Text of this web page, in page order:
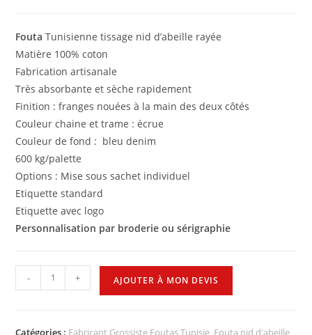
Fouta Tunisienne tissage nid d’abeille rayée
Matière 100% coton
Fabrication artisanale
Très absorbante et sèche rapidement
Finition : franges nouées à la main des deux côtés
Couleur chaine et trame : écrue
Couleur de fond : bleu denim
600 kg/palette
Options : Mise sous sachet individuel
Etiquette standard
Etiquette avec logo
Personnalisation par broderie ou sérigraphie
- + AJOUTER À MON DEVIS
Catégories : Fabricant Grossiste Foutas Tunisie, Fouta nid d'abeille